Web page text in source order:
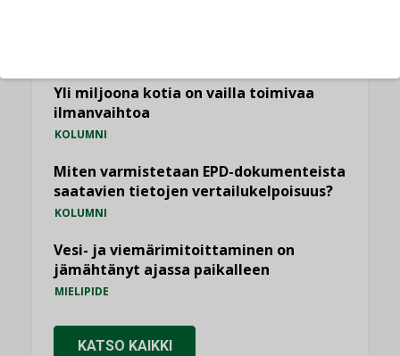
Yli miljoona kotia on vailla toimivaa
ilmanvaihtoa
KOLUMNI
Miten varmistetaan EPD-dokumenteista
saatavien tietojen vertailukelpoisuus?
KOLUMNI
Vesi- ja viemärimitoittaminen on
jämähtänyt ajassa paikalleen
MIELIPIDE
KATSO KAIKKI